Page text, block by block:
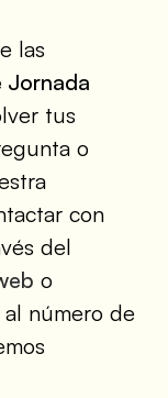
las
Jornada
tus
o
con
del
o
al número de